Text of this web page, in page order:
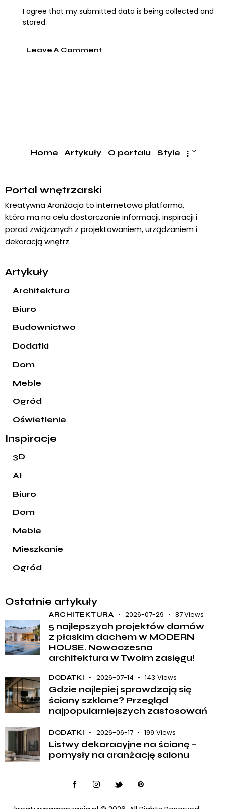
I agree that my submitted data is being collected and
stored.
Home Artykuły O portalu Style
Portal wnętrzarski
Kreatywna Aranżacja to internetowa platforma,
która ma na celu dostarczanie informacji, inspiracji i
porad związanych z projektowaniem, urządzaniem i
dekoracją wnętrz.
Artykuły
Architektura
Biuro
Budownictwo
Dodatki
Dom
Meble
Ogród
Oświetlenie
Inspiracje
3D
AI
Biuro
Dom
Meble
Mieszkanie
Ogród
Ostatnie artykuły
ARCHITEKTURA 2026-07-29 87 Views
5 najlepszych projektów domów
z płaskim dachem w MODERN
HOUSE. Nowoczesna
architektura w Twoim zasięgu!
DODATKI 2026-07-14 143 Views
Gdzie najlepiej sprawdzają się
ściany szklane? Przegląd
najpopularniejszych zastosowań
DODATKI 2026-06-17 199 Views
Listwy dekoracyjne na ścianę –
pomysły na aranżację salonu